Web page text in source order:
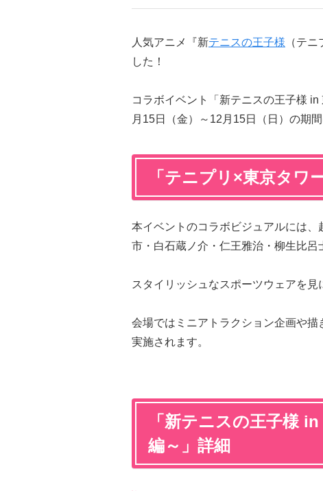
人気アニメ『新テニスの王子様 （テ
した！
コラボイベント「新テニスの王子様
月15日（金）～12月15日（日）の期間
「テニプリ×東京タワ
本イベントのコラボビジュアルには
市・白石蔵ノ介・仁王雅治・柳生比呂
スタイリッシュなスポーツウェアを見
会場ではミニアトラクション企画や
実施されます。
「新テニスの王子様
編～」詳細